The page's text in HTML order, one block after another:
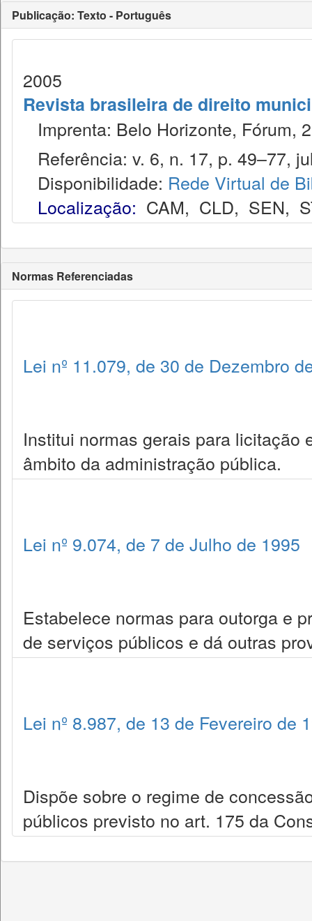
Publicação: Texto - Português
2005
Revista brasileira de direito
Imprenta: Belo Horizonte, Fórum,
Referência: v. 6, n. 17, p. 49–77,
Disponibilidade: Rede Virtual de
Localização: CAM, CLD, SEN,
Normas Referenciadas
Lei nº 11.079, de 30 de Dezembro
Institui normas gerais para licitação
âmbito da administração pública.
Lei nº 9.074, de 7 de Julho de 1995
Estabelece normas para outorga e
de serviços públicos e dá outras
Lei nº 8.987, de 13 de Fevereiro de
Dispõe sobre o regime de
públicos previsto no art. 175 da